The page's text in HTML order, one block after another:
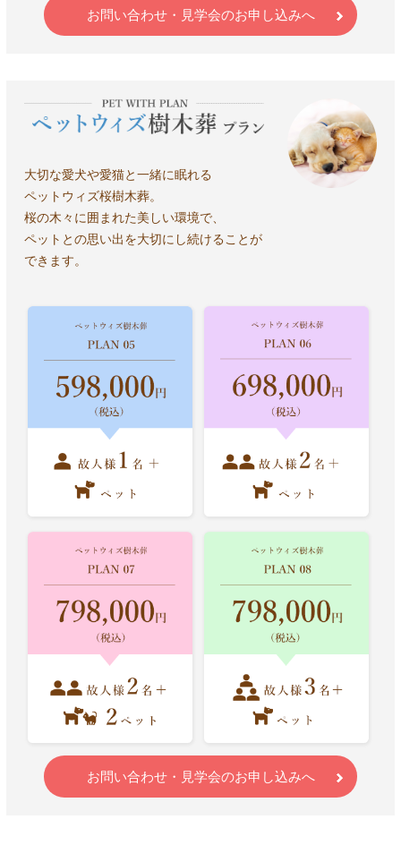
お問い合わせ・見学会のお申し込みへ
大切な愛犬や愛猫と一緒に眠れる
ペットウィズ桜樹木葬。
桜の木々に囲まれた美しい環境で、
ペットとの思い出を大切にし続けることが
できます。
お問い合わせ・見学会のお申し込みへ